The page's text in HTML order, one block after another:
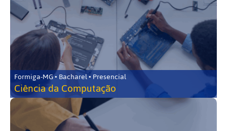
Formiga-MG • Bacharel • Presencial
Ciência da Computação